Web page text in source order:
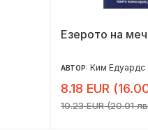
Езерото на
АВТОР: Ким Едуардс
8.18 EUR
10.23 EUR (20.01